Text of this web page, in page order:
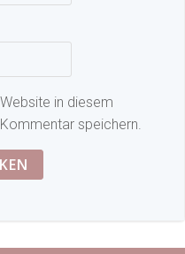
in diesem
speichern.